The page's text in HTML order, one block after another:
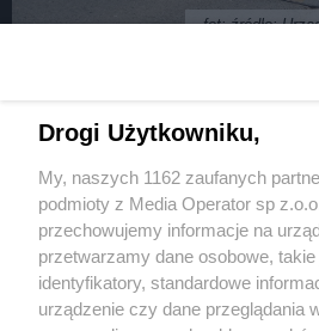
fot: źródło:
Zygmunta Krasińskiego.
zwalniających. Objazdy i
1 / 2
Wydawca mediów lokalnych
Drogi Użytkowniku,
My, naszych 1162 zaufanych
podmioty z Media Operator sp
przechowujemy informacje na
przetwarzamy dane osobowe,
identyfikatory, standardowe
urządzenie czy dane przeglądania